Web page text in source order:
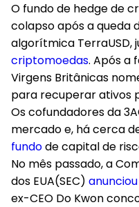
O fundo de hedge de
colapso após a queda
algorítmica TerraUSD,
criptomoedas. Após a
Virgens Britânicas
para recuperar ativos
Os cofundadores da
mercado e, há cerca
fundode capital de
No mês passado, a
dos EUA(SEC) anunciou
ex-CEO Do Kwon